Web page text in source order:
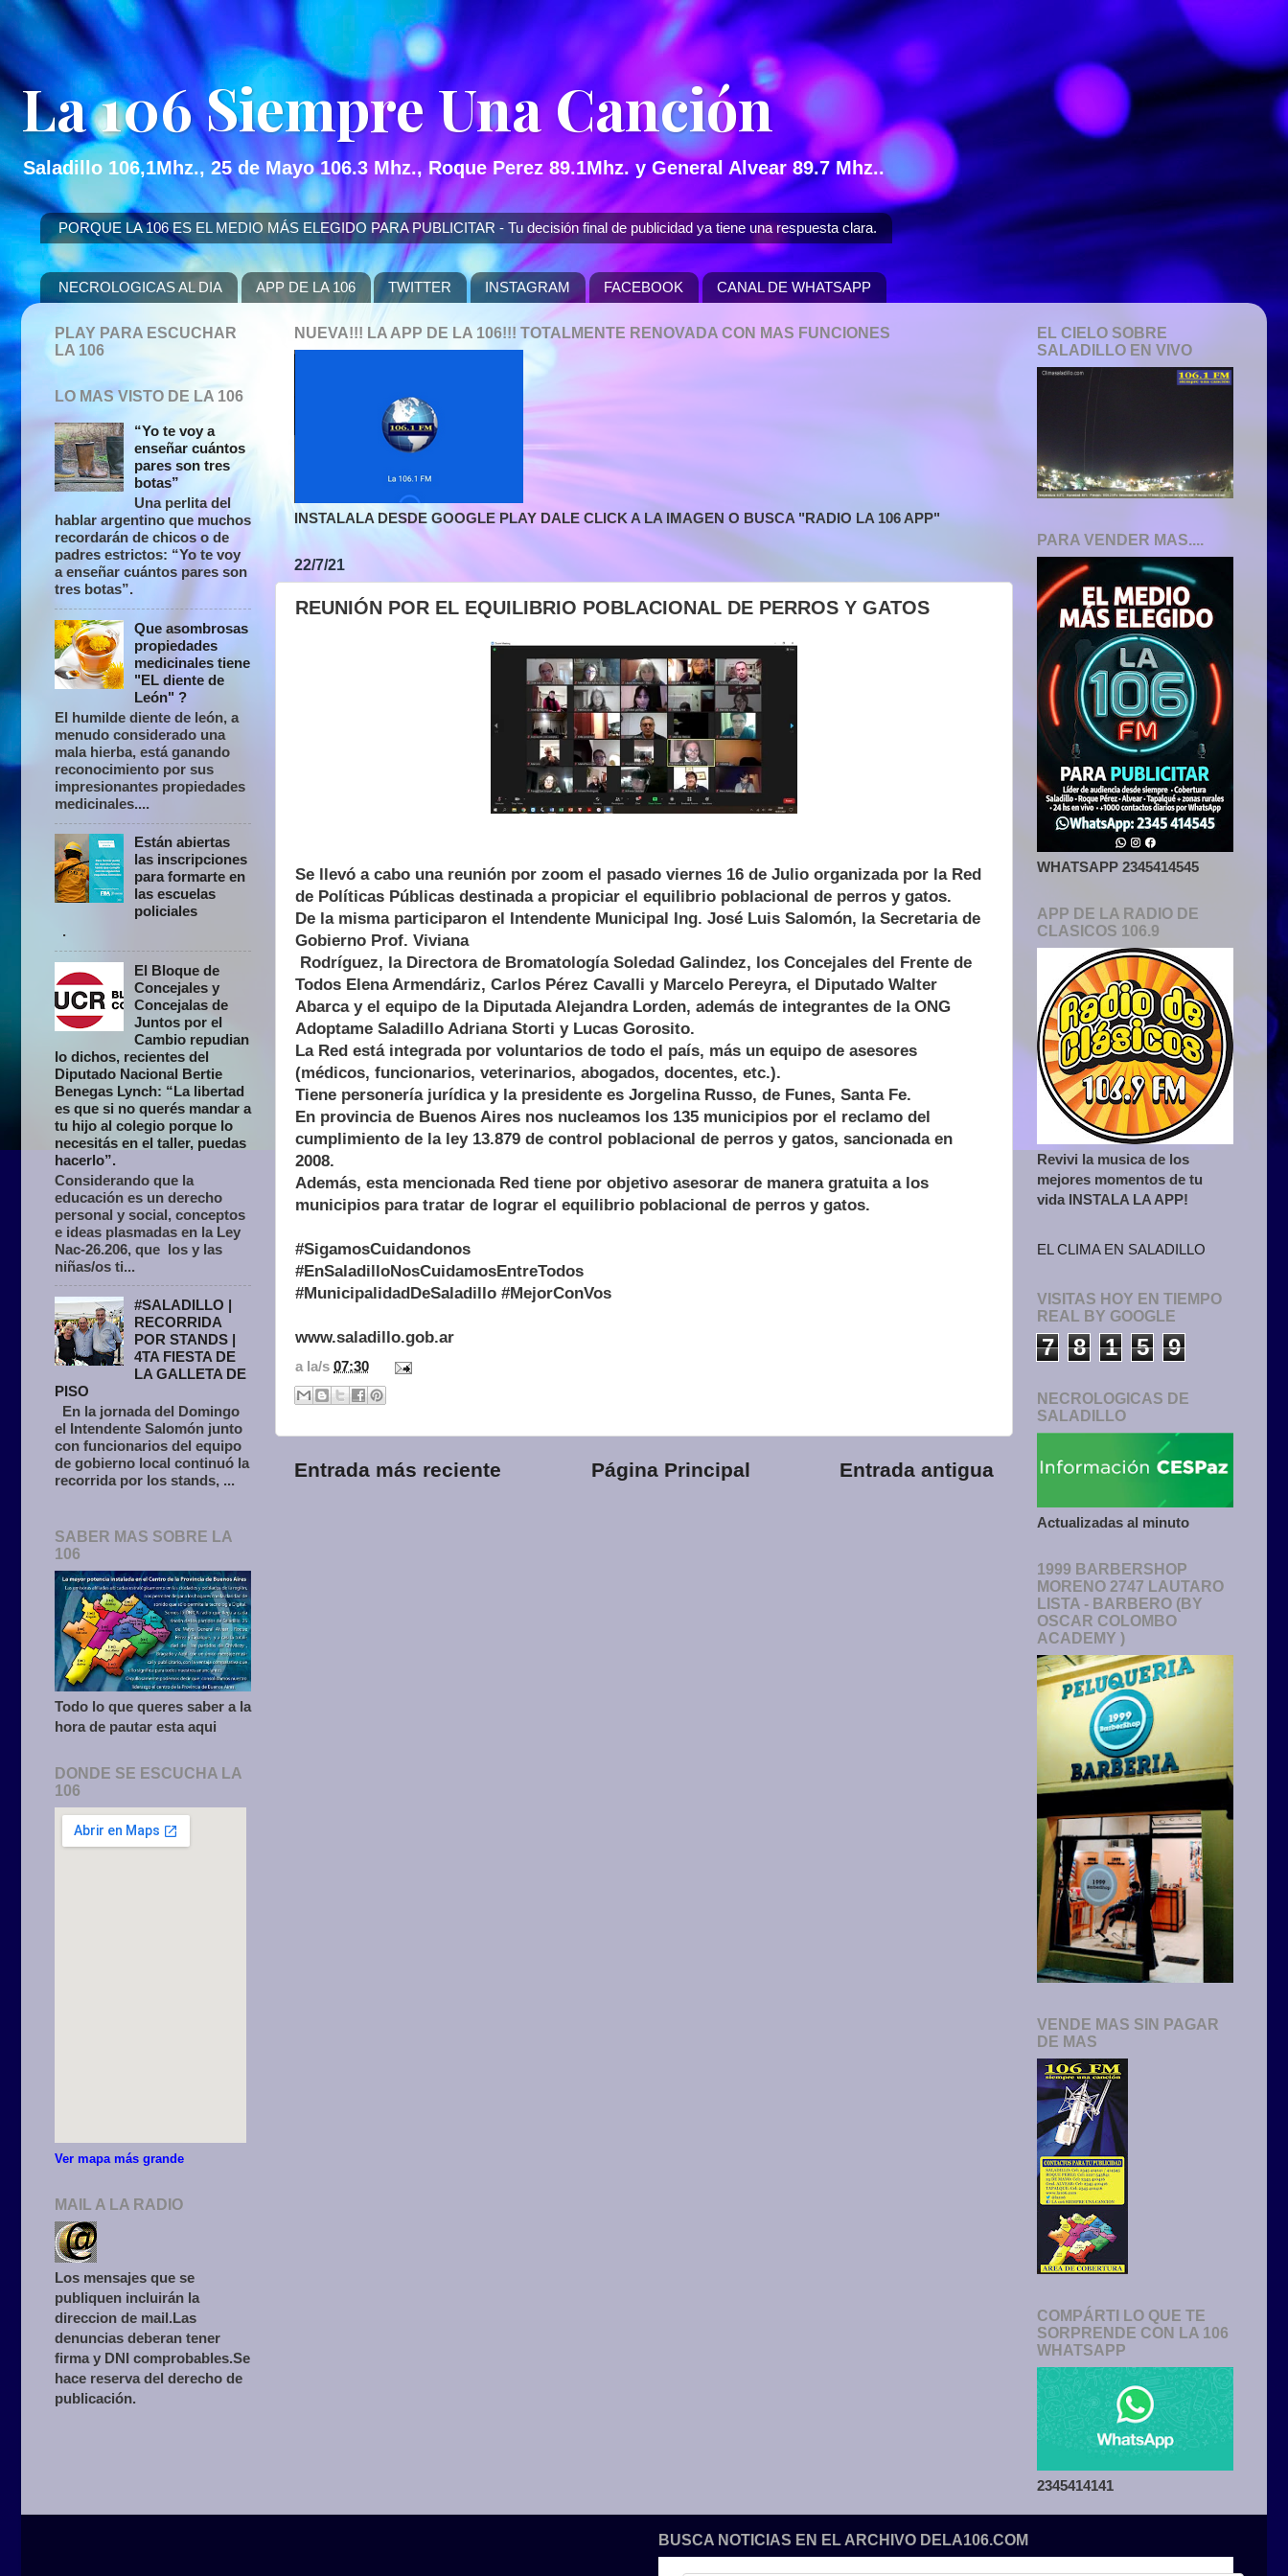
La 106 Siempre Una Canción
Saladillo 106,1Mhz., 25 de Mayo 106.3 Mhz., Roque Perez 89.1Mhz. y General Alvear 89.7 Mhz..
PORQUE LA 106 ES EL MEDIO MÁS ELEGIDO PARA PUBLICITAR - Tu decisión final de publicidad ya tiene una respuesta clara.
NECROLOGICAS AL DIA APP DE LA 106 TWITTER INSTAGRAM FACEBOOK CANAL DE WHATSAPP
NUEVA!!! LA APP DE LA 106!!! TOTALMENTE RENOVADA CON MAS FUNCIONES
INSTALALA DESDE GOOGLE PLAY DALE CLICK A LA IMAGEN O BUSCA "RADIO LA 106 APP"
22/7/21
REUNIÓN POR EL EQUILIBRIO POBLACIONAL DE PERROS Y GATOS
Se llevó a cabo una reunión por zoom el pasado viernes 16 de Julio organizada por la Red
de Políticas Públicas destinada a propiciar el equilibrio poblacional de perros y gatos.
De la misma participaron el Intendente Municipal Ing. José Luis Salomón, la Secretaria de
Gobierno Prof. Viviana
Rodríguez, la Directora de Bromatología Soledad Galindez, los Concejales del Frente de
Todos Elena Armendáriz, Carlos Pérez Cavalli y Marcelo Pereyra, el Diputado Walter
Abarca y el equipo de la Diputada Alejandra Lorden, además de integrantes de la ONG
Adoptame Saladillo Adriana Storti y Lucas Gorosito.
La Red está integrada por voluntarios de todo el país, más un equipo de asesores
(médicos, funcionarios, veterinarios, abogados, docentes, etc.).
Tiene personería jurídica y la presidente es Jorgelina Russo, de Funes, Santa Fe.
En provincia de Buenos Aires nos nucleamos los 135 municipios por el reclamo del
cumplimiento de la ley 13.879 de control poblacional de perros y gatos, sancionada en
2008.
Además, esta mencionada Red tiene por objetivo asesorar de manera gratuita a los
municipios para tratar de lograr el equilibrio poblacional de perros y gatos.
#SigamosCuidandonos
#EnSaladilloNosCuidamosEntreTodos
#MunicipalidadDeSaladillo #MejorConVos
www.saladillo.gob.ar
a la/s 07:30
Entrada más reciente Entrada antigua
Página Principal
PLAY PARA ESCUCHAR
LA 106
LO MAS VISTO DE LA 106
“Yo te voy a
enseñar cuántos
pares son tres
botas”
Una perlita del
hablar argentino que muchos
recordarán de chicos o de
padres estrictos: “Yo te voy
a enseñar cuántos pares son
tres botas”.
Que asombrosas
propiedades
medicinales tiene
"EL diente de
León" ?
El humilde diente de león, a
menudo considerado una
mala hierba, está ganando
reconocimiento por sus
impresionantes propiedades
medicinales....
Están abiertas
las inscripciones
para formarte en
las escuelas
policiales
.
El Bloque de
Concejales y
Concejalas de
Juntos por el
Cambio repudian
lo dichos, recientes del
Diputado Nacional Bertie
Benegas Lynch: “La libertad
es que si no querés mandar a
tu hijo al colegio porque lo
necesitás en el taller, puedas
hacerlo”.
Considerando que la
educación es un derecho
personal y social, conceptos
e ideas plasmadas en la Ley
Nac-26.206, que los y las
niñas/os ti...
#SALADILLO |
RECORRIDA
POR STANDS |
4TA FIESTA DE
LA GALLETA DE
PISO
En la jornada del Domingo
el Intendente Salomón junto
con funcionarios del equipo
de gobierno local continuó la
recorrida por los stands, ...
SABER MAS SOBRE LA
106
Todo lo que queres saber a la
hora de pautar esta aqui
DONDE SE ESCUCHA LA
106
Ver mapa más grande
MAIL A LA RADIO
Los mensajes que se
publiquen incluirán la
direccion de mail.Las
denuncias deberan tener
firma y DNI comprobables.Se
hace reserva del derecho de
publicación.
EL CIELO SOBRE
SALADILLO EN VIVO
PARA VENDER MAS....
WHATSAPP 2345414545
APP DE LA RADIO DE
CLASICOS 106.9
Revivi la musica de los
mejores momentos de tu
vida INSTALA LA APP!
EL CLIMA EN SALADILLO
VISITAS HOY EN TIEMPO
REAL BY GOOGLE
7 8 1 5 9
NECROLOGICAS DE
SALADILLO
Actualizadas al minuto
1999 BARBERSHOP
MORENO 2747 LAUTARO
LISTA - BARBERO (BY
OSCAR COLOMBO
ACADEMY )
VENDE MAS SIN PAGAR
DE MAS
COMPÁRTI LO QUE TE
SORPRENDE CON LA 106
WHATSAPP
2345414141
BUSCA NOTICIAS EN EL ARCHIVO DELA106.COM